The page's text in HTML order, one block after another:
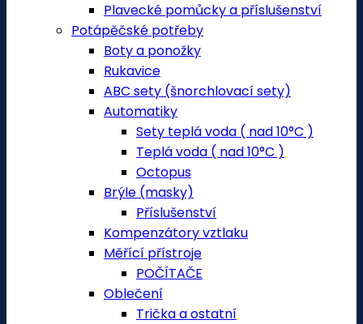
Plavecké pomůcky a příslušenství
Potápěčské potřeby
Boty a ponožky
Rukavice
ABC sety (šnorchlovací sety)
Automatiky
Sety teplá voda ( nad 10°C )
Teplá voda ( nad 10°C )
Octopus
Brýle (masky)
Příslušenství
Kompenzátory vztlaku
Měřící přístroje
POČÍTAČE
Oblečení
Trička a ostatní